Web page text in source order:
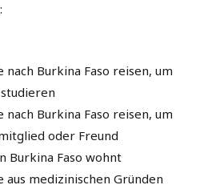
nach Burkina Faso reisen, um
nach Burkina Faso reisen, um
oder Freund
Burkina Faso wohnt
aus medizinischen Gründen